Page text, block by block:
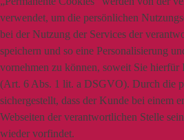
verwendet, um die persönlichen
bei der Nutzung der Services der
speichern und so eine Personalisierung
vornehmen zu können, soweit Sie
(Art. 6 Abs. 1 lit. a DSGVO). Durch die
sichergestellt, dass der Kunde bei einem
Webseiten der verantwortlichen Stelle
wieder vorfindet.